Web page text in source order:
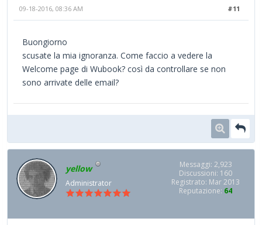
#11
09-18-2016, 08:36 AM
Buongiorno
scusate la mia ignoranza. Come faccio a vedere la
Welcome page di Wubook? così da controllare se non
sono arrivate delle email?
yellow
Administrator
Messaggi: 2,923
Discussioni: 160
Registrato: Mar 2013
Reputazione: 64